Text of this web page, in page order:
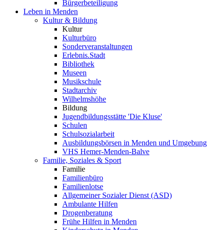
Bürgerbeteiligung
Leben in Menden
Kultur & Bildung
Kultur
Kulturbüro
Sonderveranstaltungen
Erlebnis.Stadt
Bibliothek
Museen
Musikschule
Stadtarchiv
Wilhelmshöhe
Bildung
Jugendbildungsstätte 'Die Kluse'
Schulen
Schulsozialarbeit
Ausbildungsbörsen in Menden und Umgebung
VHS Hemer-Menden-Balve
Familie, Soziales & Sport
Familie
Familienbüro
Familienlotse
Allgemeiner Sozialer Dienst (ASD)
Ambulante Hilfen
Drogenberatung
Frühe Hilfen in Menden